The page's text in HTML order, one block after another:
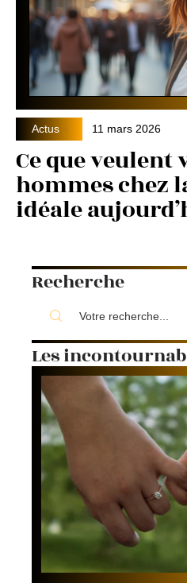
Actus 11 mars 2026
Ce que
hommes chez
idéale
Recherche
Les